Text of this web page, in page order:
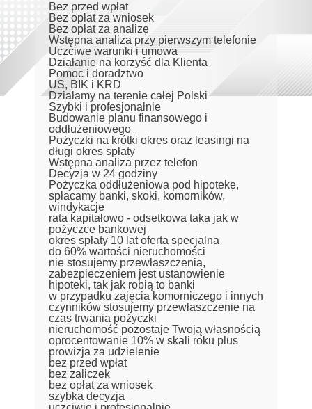
Bez przed wpłat
Bez opłat za wniosek
Bez opłat za analizę
Wstępna analiza przy pierwszym telefonie
Uczciwe warunki i umowa
Działanie na korzyść dla Klienta
Pomoc i doradztwo
US, BIK i KRD
Działamy na terenie całej Polski
Szybki i profesjonalnie
Budowanie planu finansowego i
oddłużeniowego
Pożyczki na krótki okres oraz leasingi na
długi okres spłaty
Wstępna analiza przez telefon
Decyzja w 24 godziny
Pożyczka oddłużeniowa pod hipotekę,
spłacamy banki, skoki, komorników,
windykacje
rata kapitałowo - odsetkowa taka jak w
pożyczce bankowej
okres spłaty 10 lat oferta specjalna
do 60% wartości nieruchomości
nie stosujemy przewłaszczenia,
zabezpieczeniem jest ustanowienie
hipoteki, tak jak robią to banki
w przypadku zajęcia komorniczego i innych
czynników stosujemy przewłaszczenie na
czas trwania pożyczki
nieruchomość pozostaje Twoją własnością
oprocentowanie 10% w skali roku plus
prowizja za udzielenie
bez przed wpłat
bez zaliczek
bez opłat za wniosek
szybka decyzja